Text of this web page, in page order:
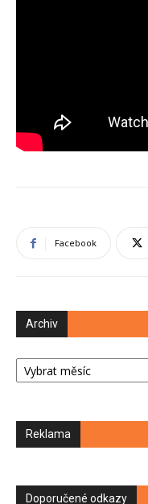
Facebook
Archiv
Archiv
Reklama
Doporučené odkazy